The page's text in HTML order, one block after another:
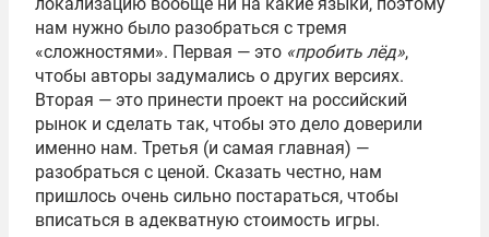
локализацию вообще ни на какие языки, поэтому
нам нужно было разобраться с тремя
«сложностями». Первая — это «пробить лёд»,
чтобы авторы задумались о других версиях.
Вторая — это принести проект на российский
рынок и сделать так, чтобы это дело доверили
именно нам. Третья (и самая главная) —
разобраться с ценой. Сказать честно, нам
пришлось очень сильно постараться, чтобы
вписаться в адекватную стоимость игры.